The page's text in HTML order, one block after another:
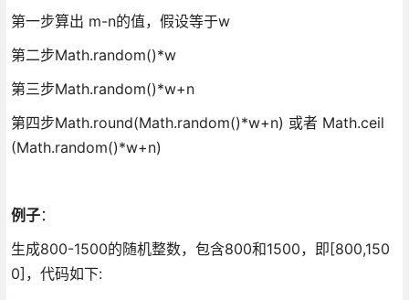
第一步算出 m-n的值，假设等于w
第二步Math.random()*w
第三步Math.random()*w+n
第四步Math.round(Math.random()*w+n) 或者 Math.ceil
(Math.random()*w+n)
例子：
生成800-1500的随机整数，包含800和1500，即[800,150
0]，代码如下: